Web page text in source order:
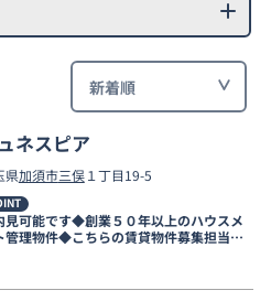
ネスピア
県加須市三俣１丁目19-5
可能です◆創業５０年以上のハウスメ
管理物件◆こちらの賃貸物件募集担当店